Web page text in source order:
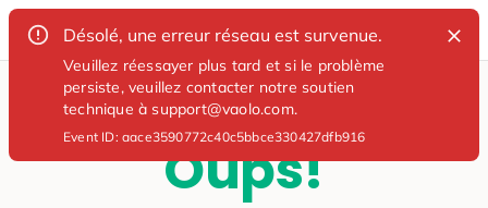
Désolé, une erreur réseau est survenue.
Veuillez réessayer plus tard et si le problème
persiste, veuillez contacter notre soutien
technique à support@vaolo.com.
Event ID:aace3590772c40c5bbce330427dfb916
Oups!